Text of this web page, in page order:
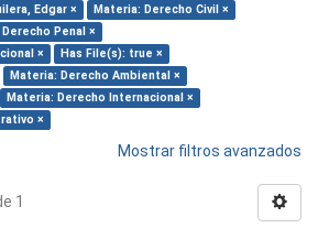
Edgar ×
Materia: Derecho Civil ×
Penal ×
×
Has File(s): true ×
Materia: Derecho Ambiental ×
Materia: Derecho Internacional ×
×
Mostrar filtros avanzados
1